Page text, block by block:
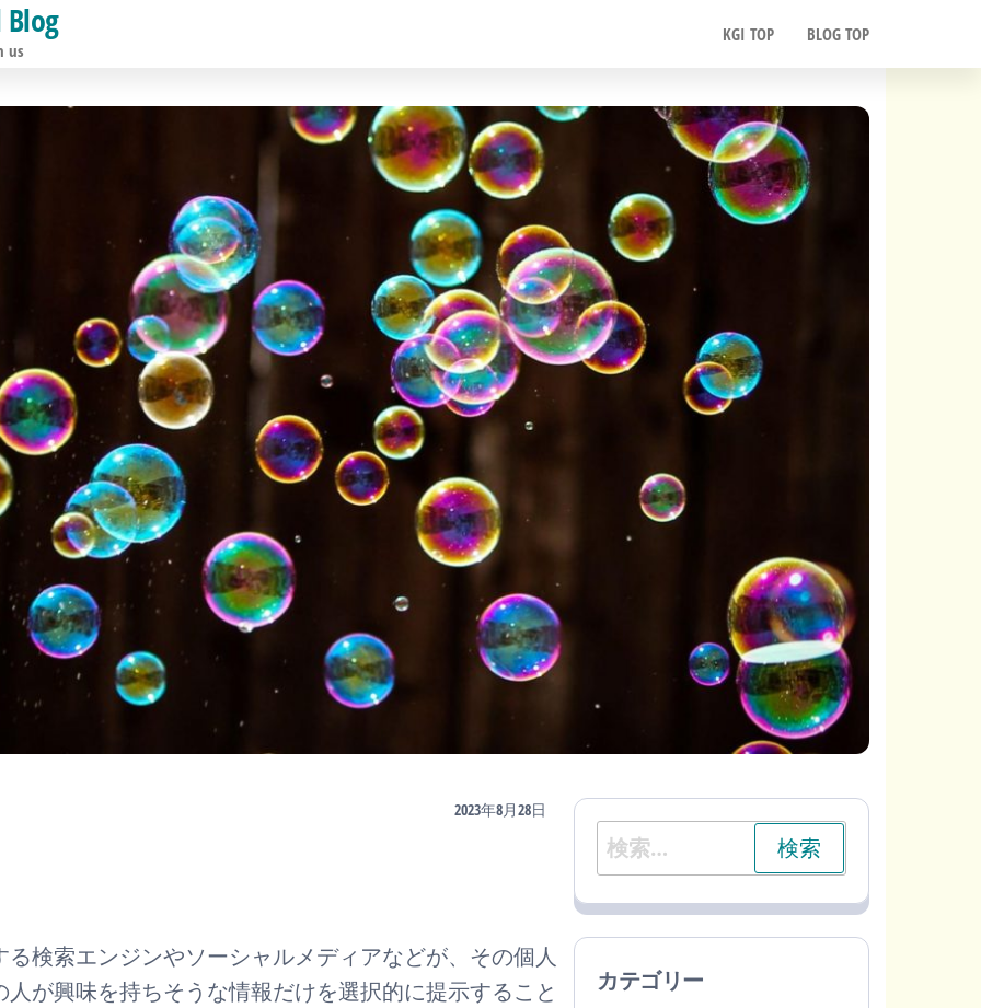
Blog
us
KGI TOP BLOG TOP
2023年8月28日
検索エンジンやソーシャルメディアなどが、その個人
が興味を持ちそうな情報だけを選択的に提示すること
検
索:
カテゴリー